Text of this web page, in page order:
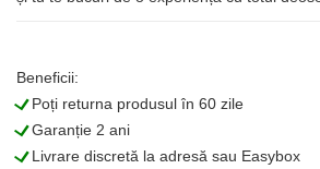
Beneficii:
LPoți returna produsul în 60 zile
LGaranție 2 ani
LLivrare discretă la adresă sau Easybox